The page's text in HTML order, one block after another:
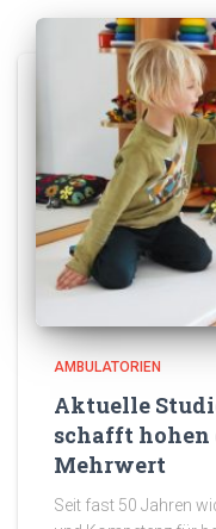
AMBULATORIEN
Aktuelle
schafft
Mehrwert
Seit fast 50 Jahren